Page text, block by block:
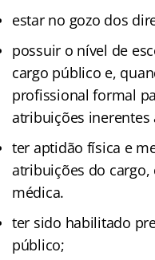
estar no gozo dos
possuir o nível de
cargo público e,
profissional formal
atribuições inerentes
ter aptidão física e
atribuições do
médica.
ter sido habilitado
público;